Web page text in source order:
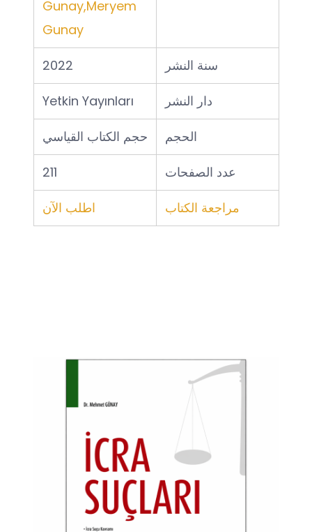
Gunay,Meryem
Gunay
سنة النشر 2022
دار النشر Yetkin Yayınları
الحجم حجم الكتاب القياسي
عدد الصفحات 211
مراجعة الكتاب اطلب الآن